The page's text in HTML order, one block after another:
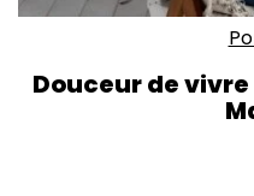
Douceur de vivre